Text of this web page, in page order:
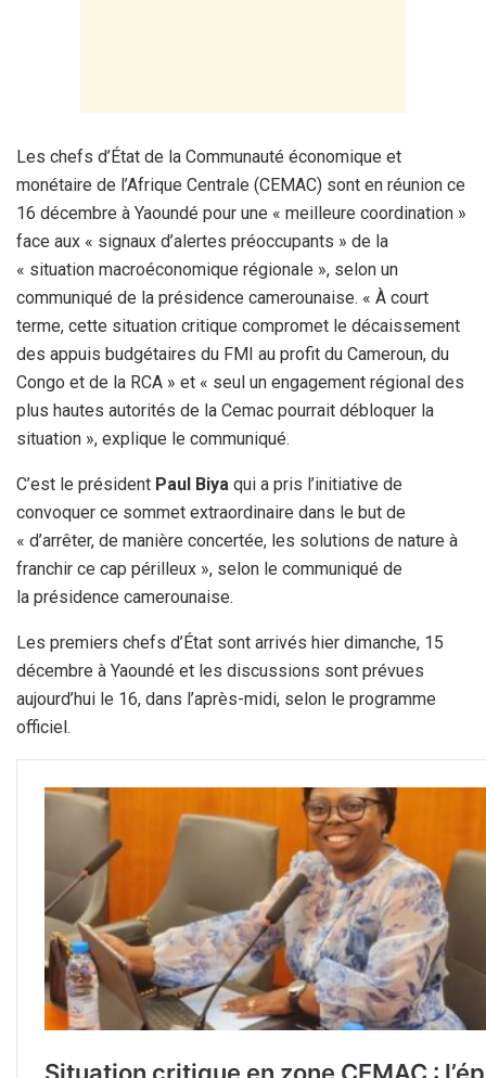
Les chefs d’État de la Communauté économique et
monétaire de l’Afrique Centrale (CEMAC) sont en réunion ce
16 décembre à Yaoundé pour une « meilleure coordination »
face aux « signaux d’alertes préoccupants » de la
« situation macroéconomique régionale », selon un
communiqué de la présidence camerounaise. « À court
terme, cette situation critique compromet le décaissement
des appuis budgétaires du FMI au profit du Cameroun, du
Congo et de la RCA » et « seul un engagement régional des
plus hautes autorités de la Cemac pourrait débloquer la
situation », explique le communiqué.
C’est le président Paul Biya qui a pris l’initiative de
convoquer ce sommet extraordinaire dans le but de
« d’arrêter, de manière concertée, les solutions de nature à
franchir ce cap périlleux », selon le communiqué de
la présidence camerounaise.
Les premiers chefs d’État sont arrivés hier dimanche, 15
décembre à Yaoundé et les discussions sont prévues
aujourd’hui le 16, dans l’après-midi, selon le programme
officiel.